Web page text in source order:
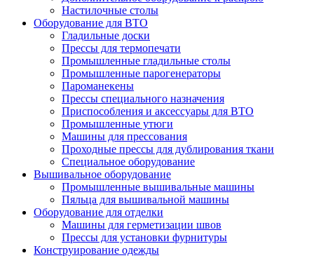
Настилочные столы
Оборудование для ВТО
Гладильные доски
Прессы для термопечати
Промышленные гладильные столы
Промышленные парогенераторы
Пароманекены
Прессы специального назначения
Приспособления и аксессуары для ВТО
Промышленные утюги
Машины для прессования
Проходные прессы для дублирования ткани
Специальное оборудование
Вышивальное оборудование
Промышленные вышивальные машины
Пяльца для вышивальной машины
Оборудование для отделки
Машины для герметизации швов
Прессы для установки фурнитуры
Конструирование одежды